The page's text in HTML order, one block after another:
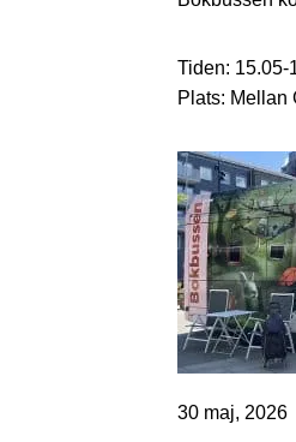
Tiden: 15.05-
Plats: Mellan
30 maj, 2026